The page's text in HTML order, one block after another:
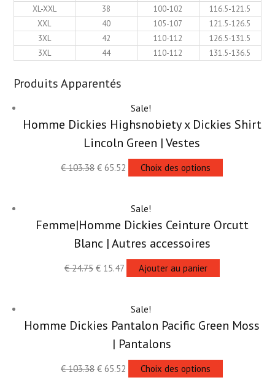
XL-XXL
38 100-102
116.5-121.5
XXL
40 105-107
121.5-126.5
3XL
42 110-112
126.5-131.5
3XL
44 110-112 131.5-136.5
Produits Apparentés
Sale!
Homme Dickies Highsnobiety x Dickies Shirt
Lincoln Green | Vestes
€103.38 € 65.52 Choix des options
Sale!
Femme|Homme Dickies Ceinture Orcutt
Blanc | Autres accessoires
€24.75 €15.47 Ajouter au panier
Sale!
Homme Dickies Pantalon Pacific Green Moss
| Pantalons
€103.38 € 65.52 Choix des options